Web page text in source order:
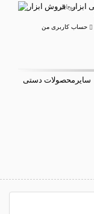
حساب کاربری من
سایرمحصولات دستی